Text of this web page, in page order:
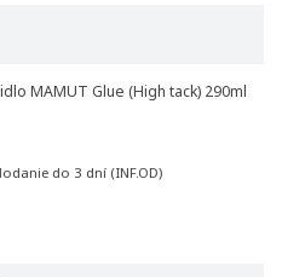
MAMUT Glue (High tack) 290ml
do 3 dní (INF.OD)